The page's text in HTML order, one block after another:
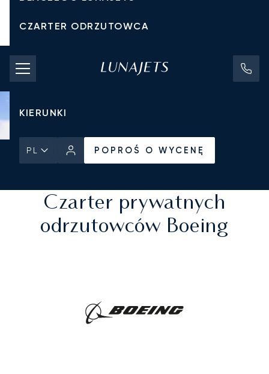
CZARTER ODRZUTOWCA
KOSZTY CZARTERU
PRYWATNE ODRZUTOWCE
KIERUNKI
PL
POPROŚ O WYCENĘ
POPROŚ O WYCENĘ
Czarter prywatnych
odrzutowców Boeing